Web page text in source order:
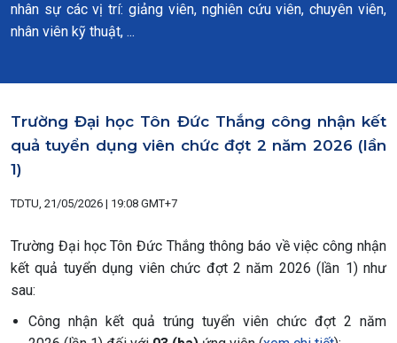
nhân sự các vị trí: giảng viên, nghiên cứu viên, chuyên viên,
nhân viên kỹ thuật, ...
Trường Đại học Tôn Đức Thắng công nhận kết
quả tuyển dụng viên chức đợt 2 năm 2026 (lần
1)
TDTU, 21/05/2026 | 19:08 GMT+7
Trường Đại học Tôn Đức Thắng thông báo về việc công nhận
kết quả tuyển dụng viên chức đợt 2 năm 2026 (lần 1) như
sau:
Công nhận kết quả trúng tuyển viên chức đợt 2 năm